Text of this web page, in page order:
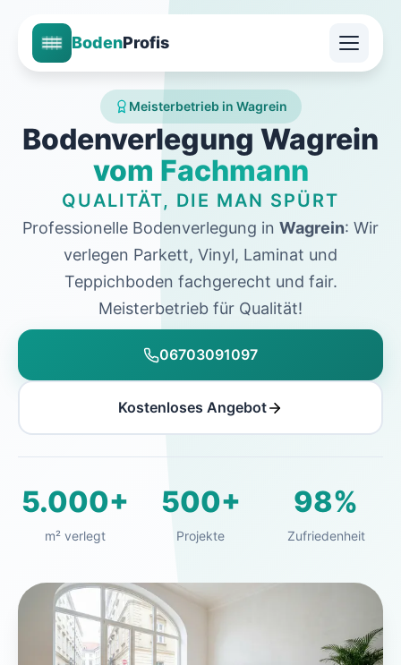
BodenProfis
Meisterbetrieb in Wagrein
Bodenverlegung Wagrein
vom Fachmann
QUALITÄT, DIE MAN SPÜRT
Professionelle Bodenverlegung in Wagrein: Wir
verlegen Parkett, Vinyl, Laminat und
Teppichboden fachgerecht und fair.
Meisterbetrieb für Qualität!
06703091097
Kostenloses Angebot
5.000+
m² verlegt
500+
Projekte
98%
Zufriedenheit